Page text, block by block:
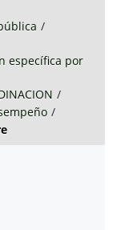
/
específica por
/
/